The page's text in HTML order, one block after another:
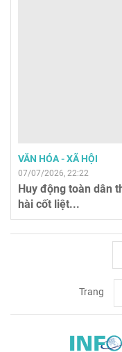
VĂN HÓA - XÃ HỘI
07/07/2026, 22:22
Huy động toàn dân
hài cốt liệt...
Trang